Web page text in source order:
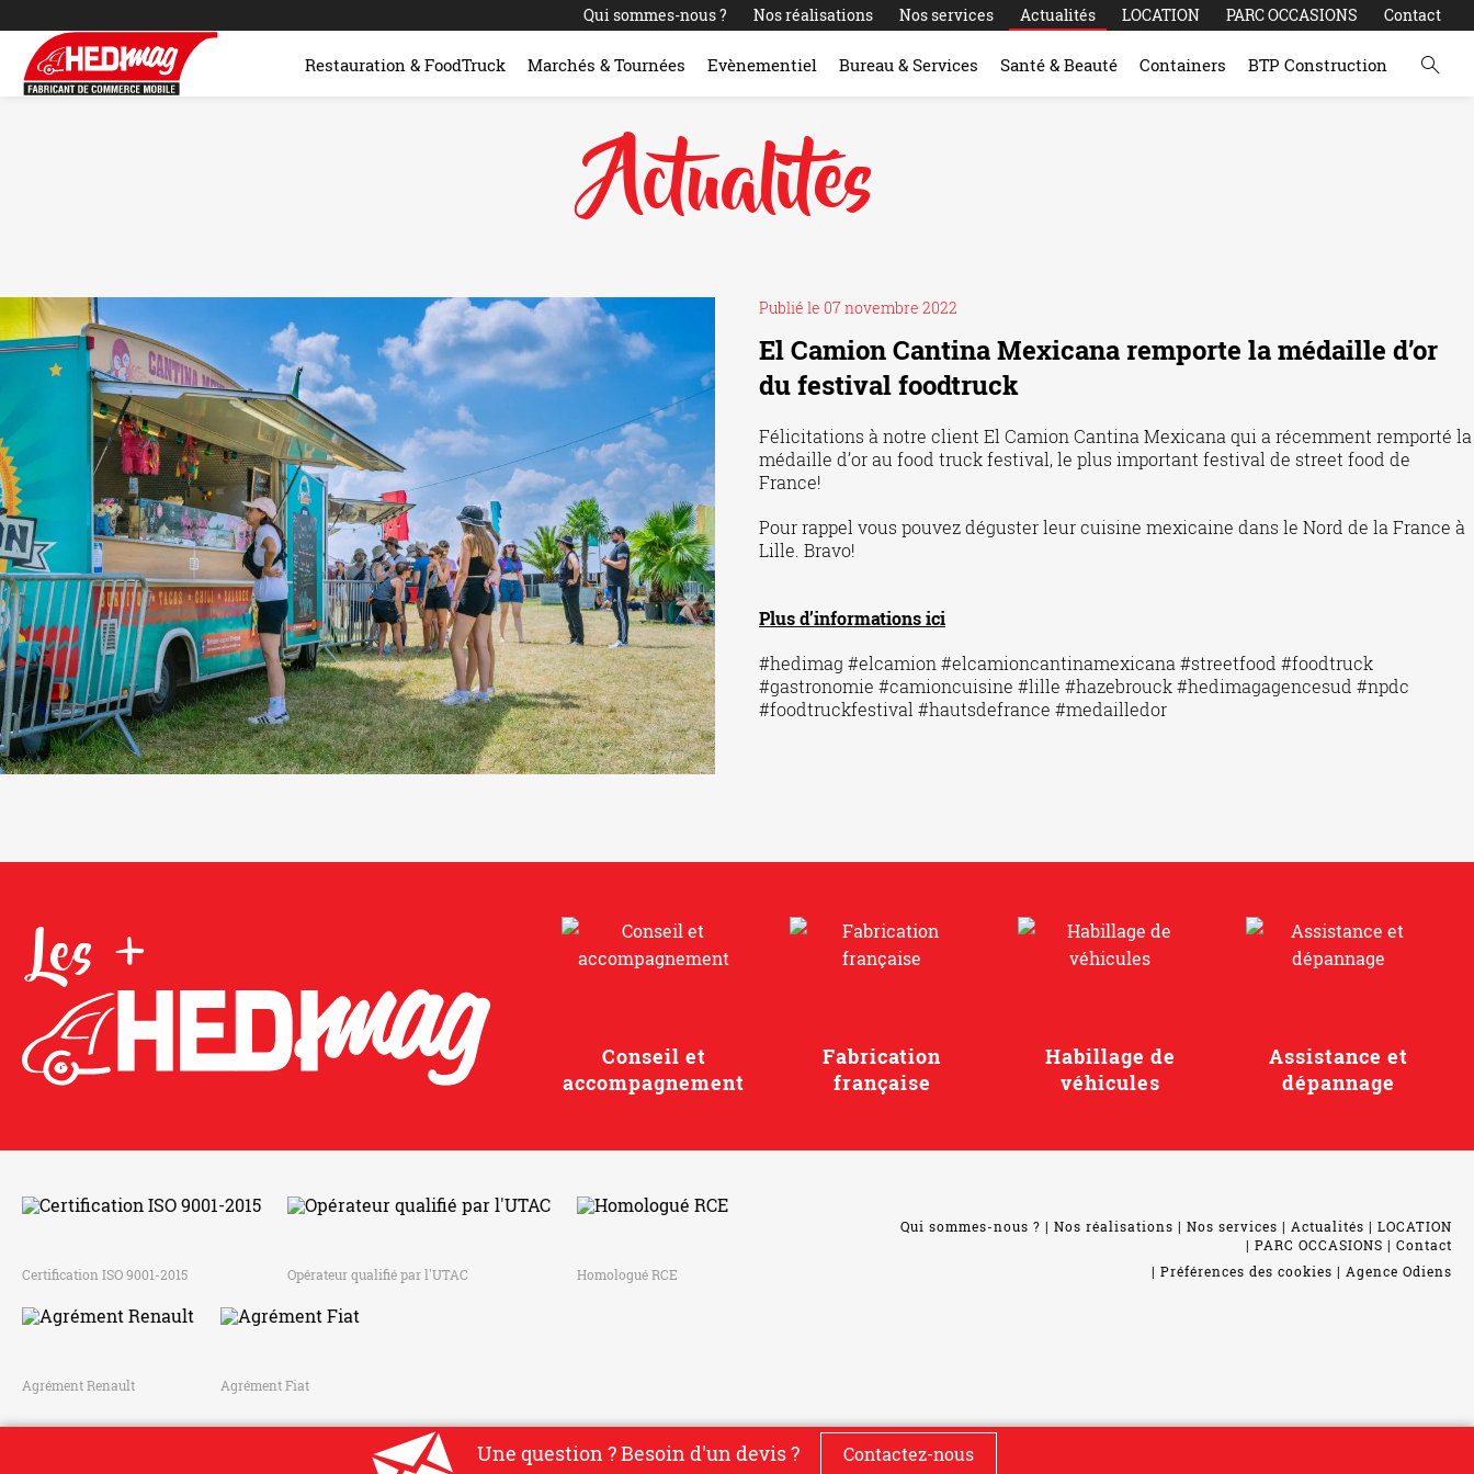
Qui sommes-nous ? Nos réalisations Nos services Actualités LOCATION PARC OCCASIONS Contact
Restauration & FoodTruck Marchés & Tournées Evènementiel Bureau & Services Santé & Beauté Containers BTP Construction
Actualités
Publié le 07 novembre 2022
El Camion Cantina Mexicana remporte la médaille d’or
du festival foodtruck
Félicitations à notre client El Camion Cantina Mexicana qui a récemment remporté la
médaille d’or au food truck festival, le plus important festival de street food de
France!
Pour rappel vous pouvez déguster leur cuisine mexicaine dans le Nord de la France à
Lille. Bravo!
Plus d’informations ici
#hedimag #elcamion #elcamioncantinamexicana #streetfood #foodtruck
#gastronomie #camioncuisine #lille #hazebrouck #hedimagagencesud #npdc
#foodtruckfestival #hautsdefrance #medailledor
Les +
Conseil et
accompagnement
Fabrication
française
Habillage de
véhicules
Assistance et
dépannage
Certification ISO 9001-2015 Opérateur qualifié par l'UTAC Homologué RCE
Agrément Renault Agrément Fiat
Qui sommes-nous ? Nos réalisations Nos services Actualités
LOCATION
PARC OCCASIONS
Contact
Préférences des cookies
Agence Odiens
Une question ? Besoin d'un devis ? Contactez-nous